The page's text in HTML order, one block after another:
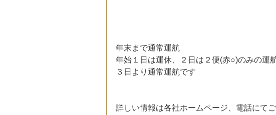
年末まで通常運航
年始１日は運休、２日は２便(赤○)のみの運
３日より通常運航です
詳しい情報は各社ホームページ、電話にてご